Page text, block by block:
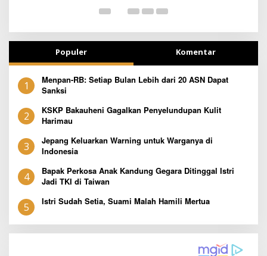
Populer Komentar
1
Menpan-RB: Setiap Bulan Lebih dari 20 ASN Dapat
Sanksi
2
KSKP Bakauheni Gagalkan Penyelundupan Kulit
Harimau
3
Jepang Keluarkan Warning untuk Warganya di
Indonesia
4
Bapak Perkosa Anak Kandung Gegara Ditinggal Istri
Jadi TKI di Taiwan
5 Istri Sudah Setia, Suami Malah Hamili Mertua